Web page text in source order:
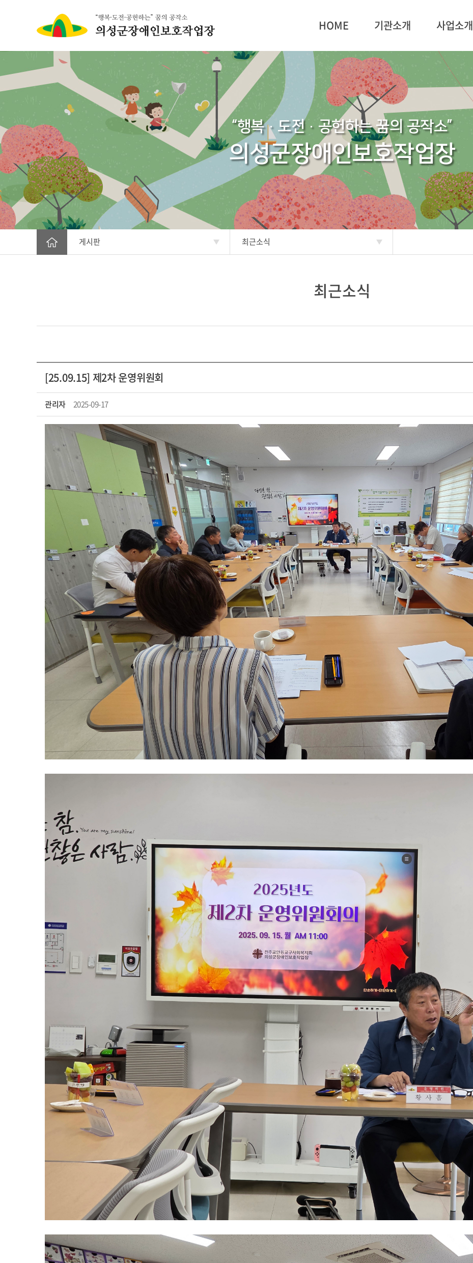
HOME 기관소개 사업소개
“행복·도전·공헌하는 꿈의 공작소”
의성군장애인보호작업장
게시판 최근소식
최근소식
[25.09.15] 제2차 운영위원회
관리자 2025-09-17